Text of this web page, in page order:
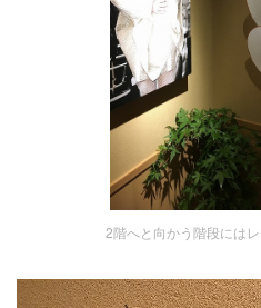
2階へと向かう階段には